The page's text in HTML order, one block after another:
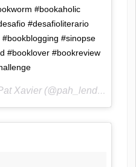
#bookaholic
#desafioliterario
#sinopse
#booklover #bookreview
Uma foto publicada por Pat Xavier (@pah_lendoescrevendo) em